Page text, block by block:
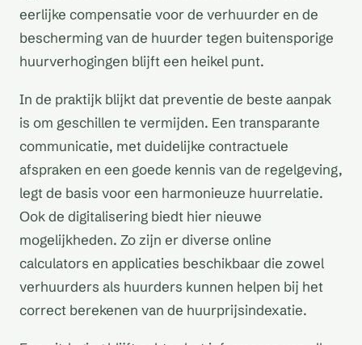
eerlijke compensatie voor de verhuurder en de
bescherming van de huurder tegen buitensporige
huurverhogingen blijft een heikel punt.
In de praktijk blijkt dat preventie de beste aanpak
is om geschillen te vermijden. Een transparante
communicatie, met duidelijke contractuele
afspraken en een goede kennis van de regelgeving,
legt de basis voor een harmonieuze huurrelatie.
Ook de digitalisering biedt hier nieuwe
mogelijkheden. Zo zijn er diverse online
calculators en applicaties beschikbaar die zowel
verhuurders als huurders kunnen helpen bij het
correct berekenen van de huurprijsindexatie.